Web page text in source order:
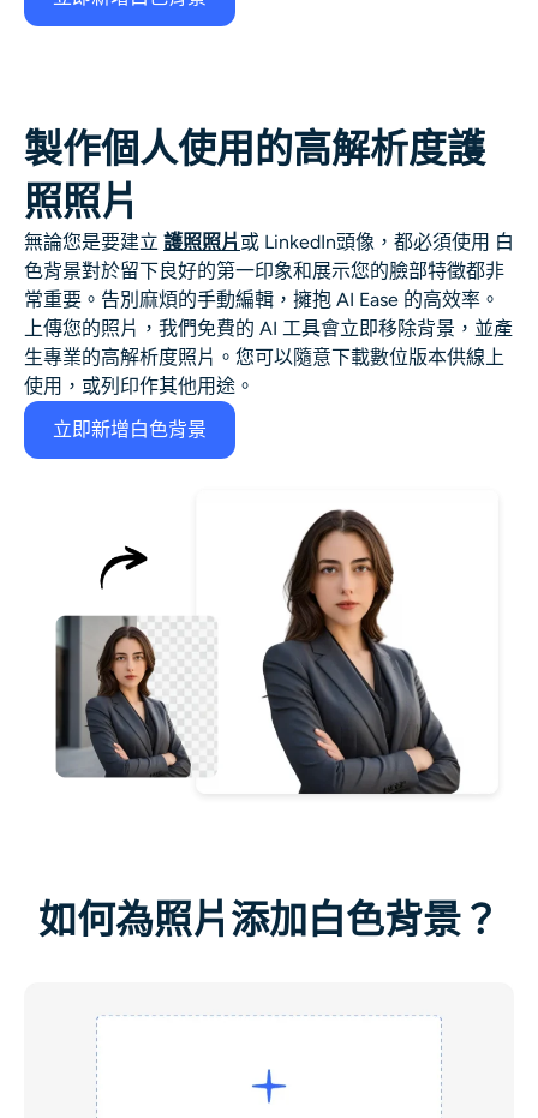
製作個人使用的高解析度護
照照片
無論您是要建立 護照照片 或 LinkedIn頭像，都必須使用 白
色背景對於留下良好的第一印象和展示您的臉部特徵都非
常重要。告別麻煩的手動編輯，擁抱 AI Ease 的高效率。
上傳您的照片，我們免費的 AI 工具會立即移除背景，並產
生專業的高解析度照片。您可以隨意下載數位版本供線上
使用，或列印作其他用途。
立即新增白色背景
如何為照片添加白色背景？